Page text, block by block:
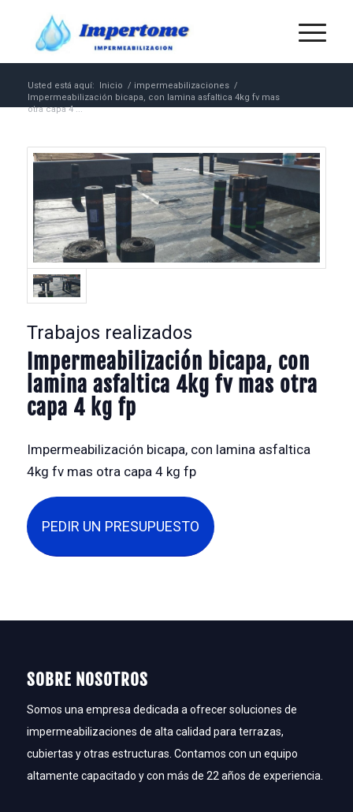
Usted está aquí: Inicio / impermeabilizaciones /
Impermeabilización bicapa, con lamina asfaltica 4kg fv mas
otra capa 4 ...
Trabajos realizados
Impermeabilización bicapa, con
lamina asfaltica 4kg fv mas otra
capa 4 kg fp
Impermeabilización bicapa, con lamina asfaltica
4kg fv mas otra capa 4 kg fp
PEDIR UN PRESUPUESTO
SOBRE NOSOTROS
Somos una empresa dedicada a ofrecer soluciones de
impermeabilizaciones de alta calidad para terrazas,
cubiertas y otras estructuras. Contamos con un equipo
altamente capacitado y con más de 22 años de experiencia.